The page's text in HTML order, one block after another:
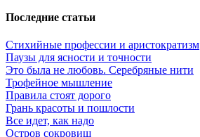
Последние статьи
Стихийные профессии и аристократизм
Паузы для ясности и точности
Это была не любовь. Серебряные нити
Трофейное мышление
Правила стоят дорого
Грань красоты и пошлости
Все идет, как надо
Остров сокровищ